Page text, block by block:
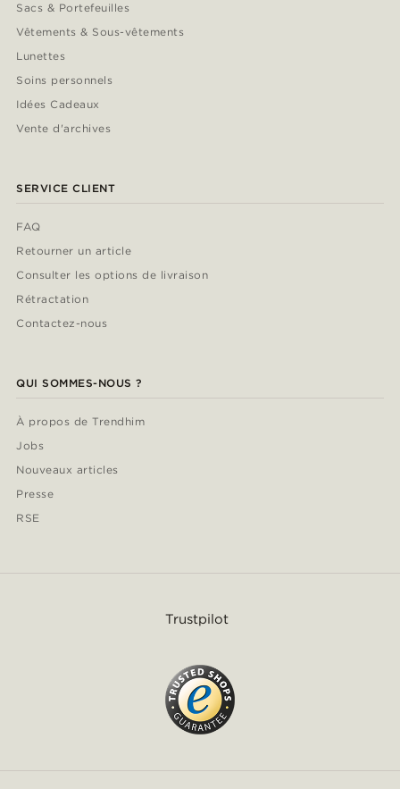
Sacs & Portefeuilles
Vêtements & Sous-vêtements
Lunettes
Soins personnels
Idées Cadeaux
Vente d'archives
SERVICE CLIENT
FAQ
Retourner un article
Consulter les options de livraison
Rétractation
Contactez-nous
QUI SOMMES-NOUS ?
À propos de Trendhim
Jobs
Nouveaux articles
Presse
RSE
Trustpilot